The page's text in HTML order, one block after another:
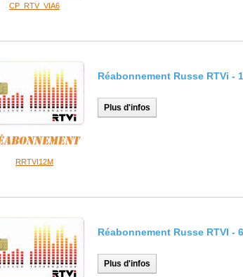
CP_RTV_VIA6
RRTVI12M
Réabonnement Russe RTVi -
Plus d'infos
Réabonnement Russe RTVI -
Plus d'infos